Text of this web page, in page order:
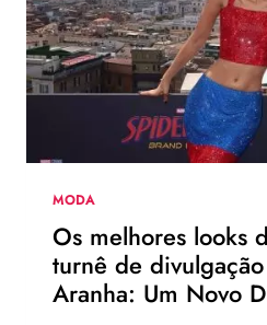
LEVI’S
AO
LADO
DE
JOGADOR
DA
NBA
MODA
Os melhores looks
turnê de
Aranha: Um Novo